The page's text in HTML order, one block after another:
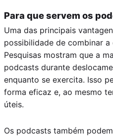
Para que servem os
Uma das principais
possibilidade de combinar
Pesquisas mostram que a
podcasts durante
enquanto se exercita. Isso
forma eficaz e, ao mesmo
úteis.
Os podcasts também